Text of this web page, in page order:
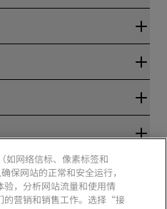
如网络信标、像素标签和
网站的正常和安全运行，
，分析网站流量和使用情
的营销和销售工作。选择“接